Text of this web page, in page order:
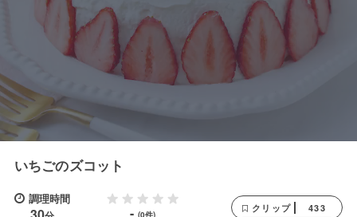
いちごのズコット
調理時間
- (0件)
クリップ 433